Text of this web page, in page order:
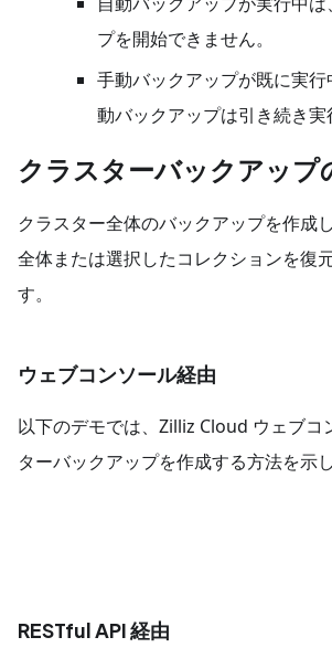
プを開始できません。
手動バックアップが既に実
動バックアップは引き続き実
クラスターバックアップ
クラスター全体のバックアップを作成
全体または選択したコレクションを復
す。
ウェブコンソール経由
以下のデモでは、Zilliz Cloud ウェブコ
ターバックアップを作成する方法を示
RESTful API 経由